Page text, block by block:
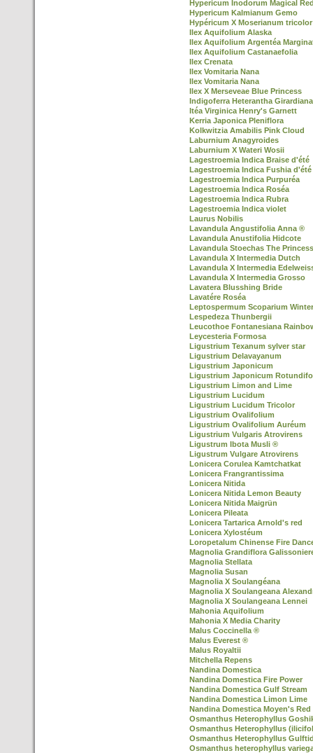
Hypericum Inodorum Magical
Hypericum Kalmianum Gemo
Hypéricum X Moserianum tricolor
Ilex Aquifolium Alaska
Ilex Aquifolium Argentéa
Ilex Aquifolium Castanaefolia
Ilex Crenata
Ilex Vomitaria Nana
Ilex Vomitaria Nana
Ilex X Merseveae Blue Princess
Indigoferra Heterantha Girardiana
Itéa Virginica Henry's Garnett
Kerria Japonica Pleniflora
Kolkwitzia Amabilis Pink Cloud
Laburnium Anagyroides
Laburnium X Wateri Wosii
Lagestroemia Indica Braise d'été
Lagestroemia Indica Fushia d'été
Lagestroemia Indica Purpuréa
Lagestroemia Indica Roséa
Lagestroemia Indica Rubra
Lagestroemia Indica violet
Laurus Nobilis
Lavandula Angustifolia Anna ®
Lavandula Anustifolia Hidcote
Lavandula Stoechas The
Lavandula X Intermedia Dutch
Lavandula X Intermedia
Lavandula X Intermedia Grosso
Lavatera Blusshing Bride
Lavatére Roséa
Leptospermum Scoparium
Lespedeza Thunbergii
Leucothoe Fontanesiana
Leycesteria Formosa
Ligustrium Texanum sylver star
Ligustrium Delavayanum
Ligustrium Japonicum
Ligustrium Japonicum
Ligustrium Limon and Lime
Ligustrium Lucidum
Ligustrium Lucidum Tricolor
Ligustrium Ovalifolium
Ligustrium Ovalifolium Auréum
Ligustrium Vulgaris Atrovirens
Ligustrum Ibota Musli ®
Ligustrum Vulgare Atrovirens
Lonicera Corulea Kamtchatkat
Lonicera Frangrantissima
Lonicera Nitida
Lonicera Nitida Lemon Beauty
Lonicera Nitida Maigrün
Lonicera Pileata
Lonicera Tartarica Arnold's red
Lonicera Xylostéum
Loropetalum Chinense Fire
Magnolia Grandiflora
Magnolia Stellata
Magnolia Susan
Magnolia X Soulangéana
Magnolia X Soulangeana
Magnolia X Soulangeana Lennei
Mahonia Aquifolium
Mahonia X Media Charity
Malus Coccinella ®
Malus Everest ®
Malus Royaltii
Mitchella Repens
Nandina Domestica
Nandina Domestica Fire Power
Nandina Domestica Gulf Stream
Nandina Domestica Limon Lime
Nandina Domestica Moyen's Red
Osmanthus Heterophyllus
Osmanthus Heterophyllus
Osmanthus Heterophyllus
Osmanthus heterophyllus